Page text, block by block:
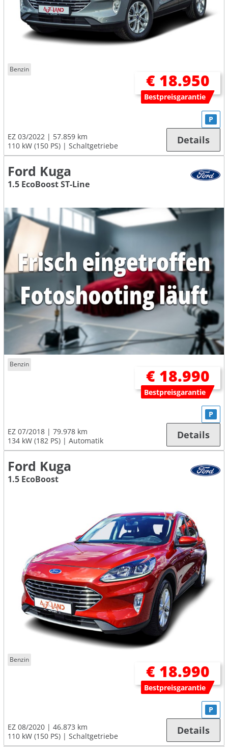
Benzin
€ 18.950
Bestpreisgarantie
EZ 03/2022
57.859 km
110 kW (150 PS)
Schaltgetriebe
P
Details
Ford Kuga
1.5 EcoBoost ST-Line
Benzin
€ 18.990
Bestpreisgarantie
EZ 07/2018
79.978 km
134 kW (182 PS)
Automatik
P
Details
Ford Kuga
1.5 EcoBoost
Benzin
€ 18.990
Bestpreisgarantie
EZ 08/2020
46.873 km
110 kW (150 PS)
Schaltgetriebe
P
Details